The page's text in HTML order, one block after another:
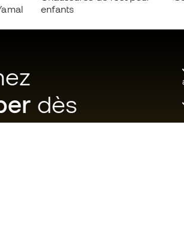
enfants
dès